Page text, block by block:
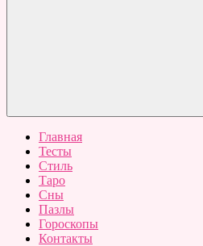
Главная
Тесты
Стиль
Таро
Сны
Пазлы
Гороскопы
Контакты